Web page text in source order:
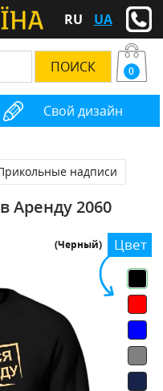
RU UA
Свой дизайн
0
надписи
Аренду 2060
Цвет
(Черный)